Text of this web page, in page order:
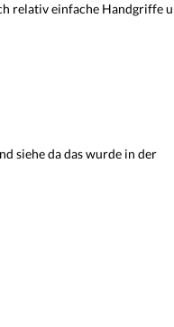
relativ einfache Handgriffe
siehe da das wurde in der